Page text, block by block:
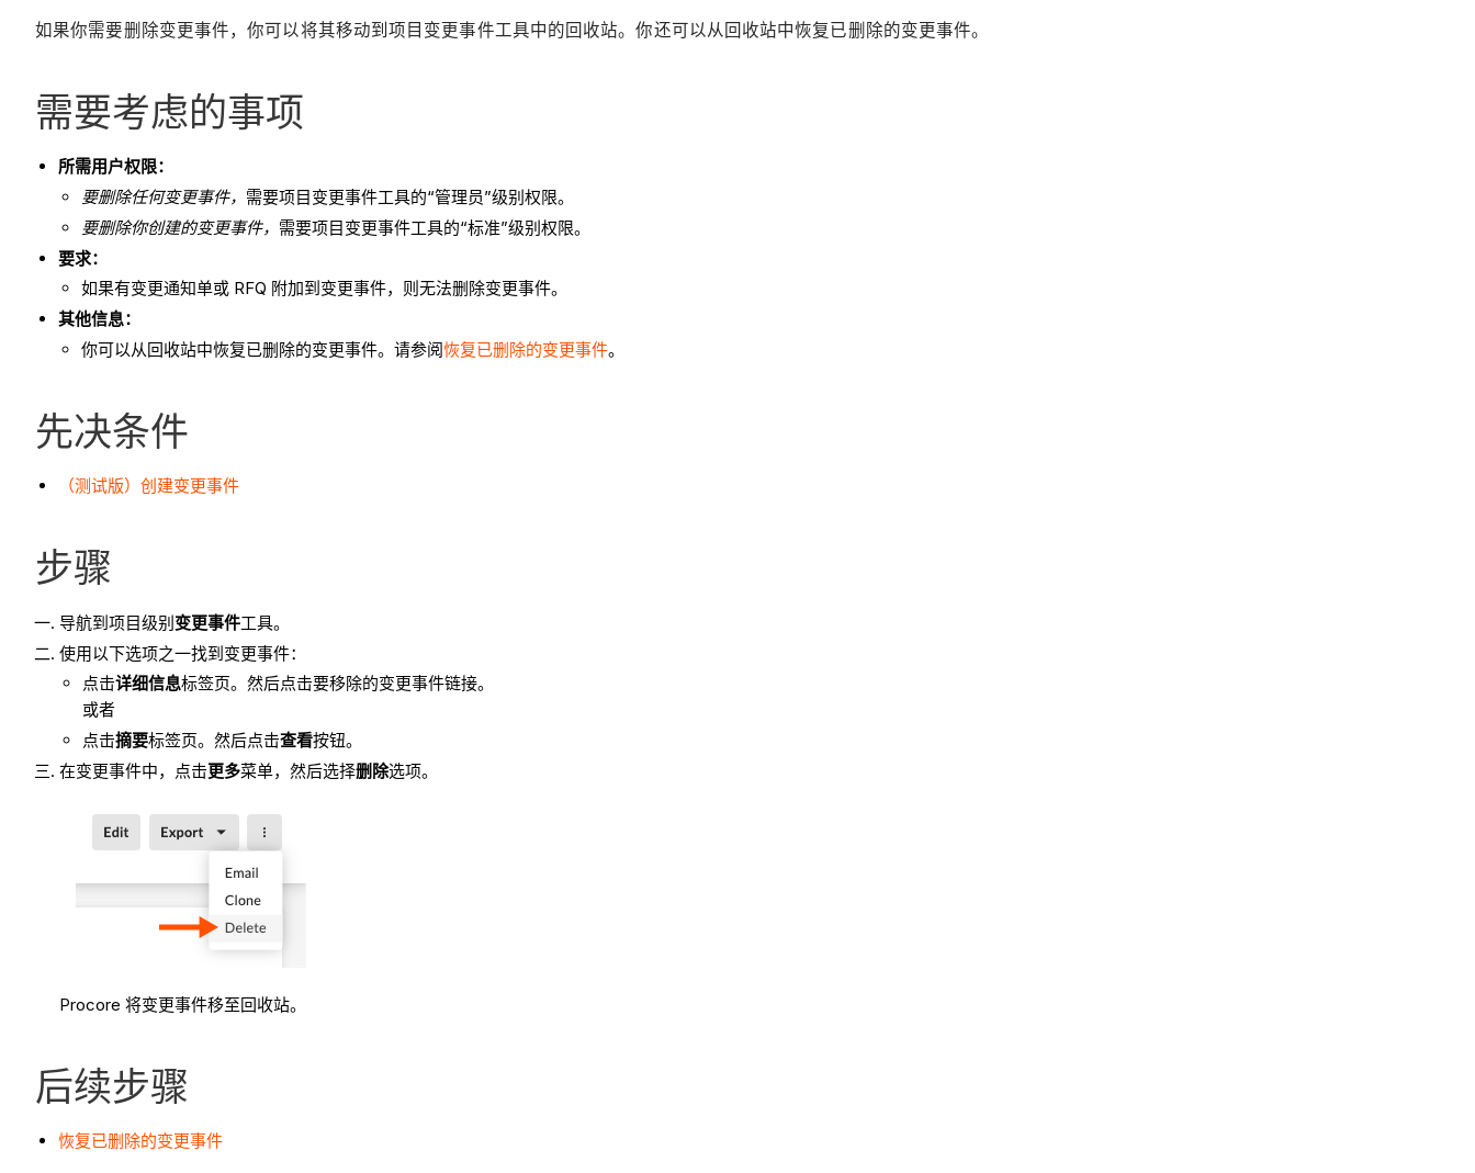
如果你需要删除变更事件，你可以将其移动到项目变更事件工具中的回收站。你还可以从回收站中恢复已删除的变更事件。
需要考虑的事项
所需用户权限：
要删除任何变更事件， 需要项目变更事件工具的“管理员”级别权限。
要删除你创建的变更事件， 需要项目变更事件工具的“标准”级别权限。
要求：
如果有变更通知单或 RFQ 附加到变更事件，则无法删除变更事件。
其他信息：
你可以从回收站中恢复已删除的变更事件。请参阅恢复已删除的变更事件。
先决条件
（测试版）创建变更事件
步骤
导航到项目级别变更事件工具。
使用以下选项之一找到变更事件：
点击详细信息标签页。然后点击要移除的变更事件链接。
或者
点击摘要标签页。然后点击查看按钮。
在变更事件中，点击更多菜单，然后选择删除选项。
Procore 将变更事件移至回收站。
后续步骤
恢复已删除的变更事件